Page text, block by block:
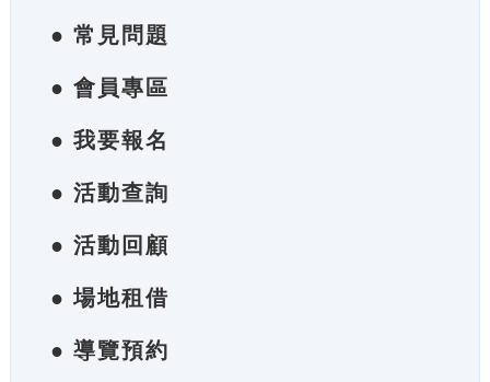
● 常見問題
● 會員專區
● 我要報名
● 活動查詢
● 活動回顧
● 場地租借
● 導覽預約